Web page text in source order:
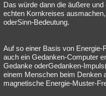
Das würde dann die äußere
echten Kornkreises
oderSinn-Bedeutung.
Auf so einer Basis von
auch ein Gedanken-Computer
Gedanke oderGedanken-
einem Menschen beim Denken
magnetische Energie-Muster-